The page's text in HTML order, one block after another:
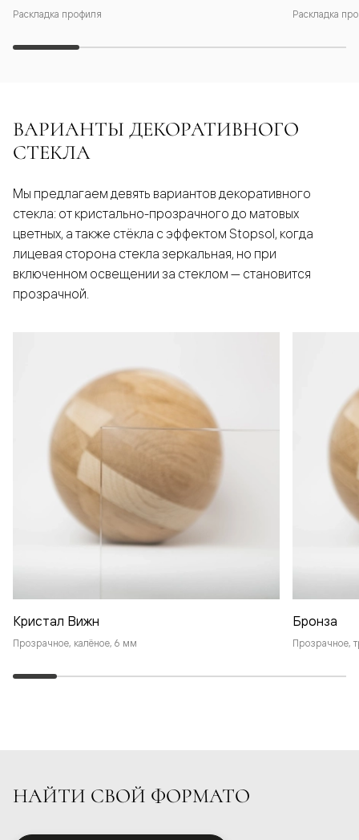
Раскладка профиля Раскладка
ВАРИАНТЫ ДЕКОРАТИВНОГО
СТЕКЛА
Мы предлагаем девять вариантов декоративного
стекла: от кристально-прозрачного до матовых
цветных, а также стёкла с эффектом Stopsol, когда
лицевая сторона стекла зеркальная, но при
включенном освещении за стеклом — становится
прозрачной.
Кристал Вижн
Прозрачное, калёное, 6 мм
Бронза
Прозрачное,
НАЙТИ СВОЙ ФОРМАТО